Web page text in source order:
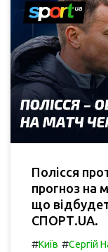
Полісся
прогноз на
що
СПОРТ.UA.
#Київ #Сергій